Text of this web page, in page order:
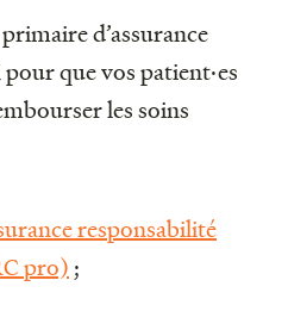
d’assurance
que vos patient·es
les soins
responsabilité
pro) ;